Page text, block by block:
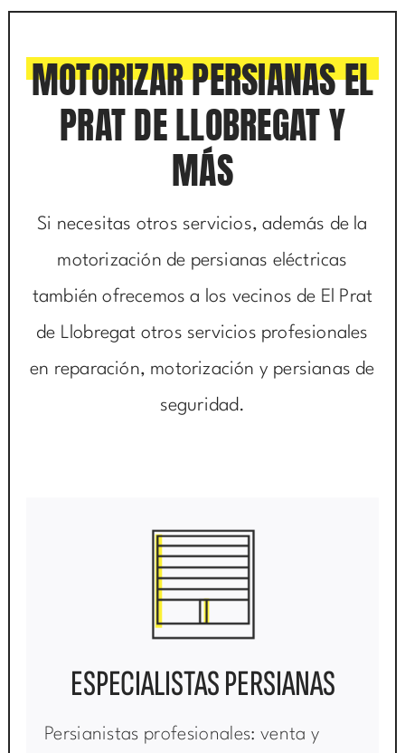
MOTORIZAR PERSIANAS EL
PRAT DE LLOBREGAT Y
MÁS
Si necesitas otros servicios, además de la
motorización de persianas eléctricas
también ofrecemos a los vecinos de El Prat
de Llobregat otros servicios profesionales
en reparación, motorización y persianas de
seguridad.
ESPECIALISTAS PERSIANAS
Persianistas profesionales: venta y